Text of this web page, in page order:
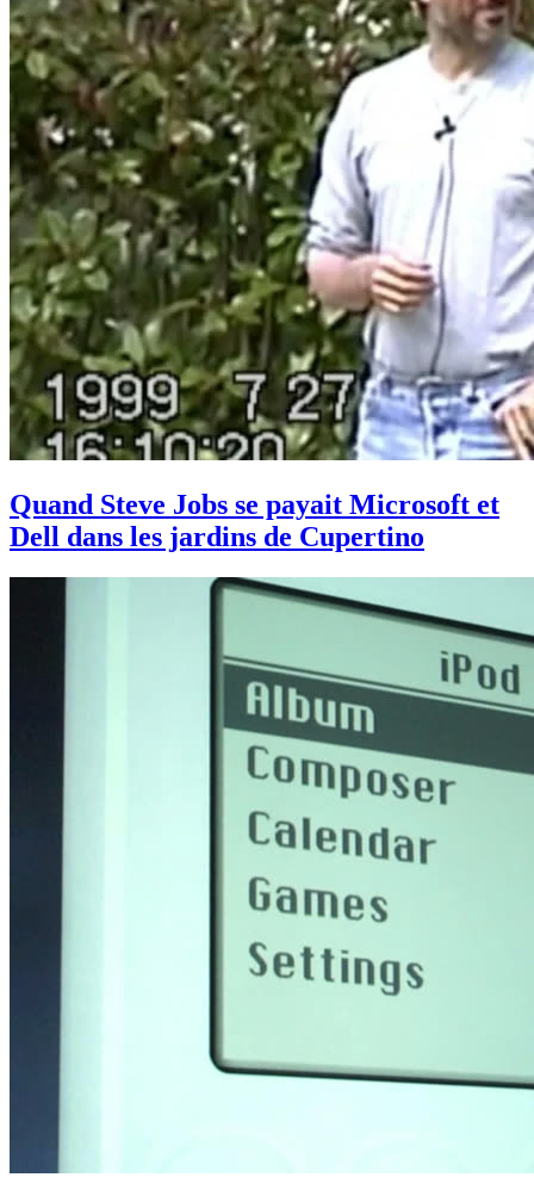
Quand Steve Jobs se payait Microsoft et
Dell dans les jardins de Cupertino